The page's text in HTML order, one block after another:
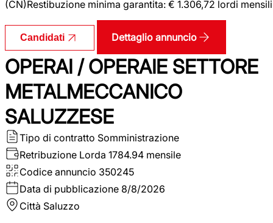
(CN)Restibuzione minima garantita: € 1.306,72 lordi mensili
Candidati Dettaglio annuncio
OPERAI / OPERAIE SETTORE
METALMECCANICO
SALUZZESE
Tipo di contratto Somministrazione
Retribuzione Lorda 1784.94 mensile
Codice annuncio 350245
Data di pubblicazione 8/8/2026
Città Saluzzo